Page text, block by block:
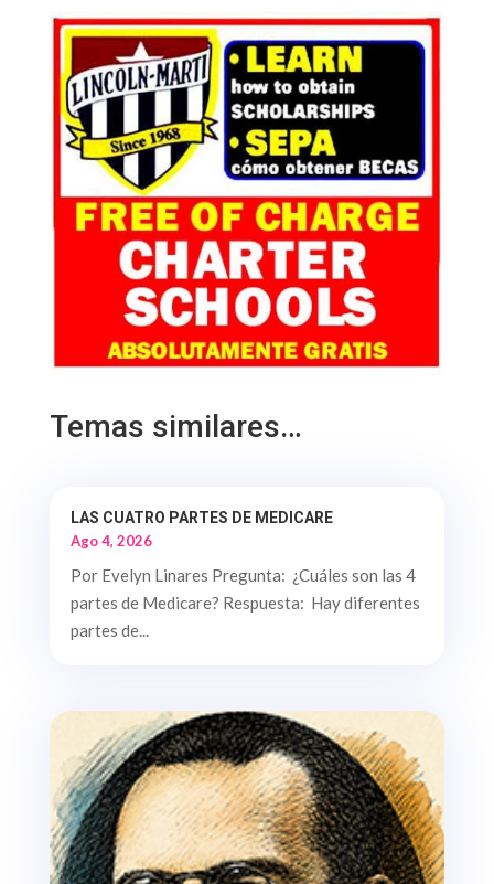
Temas similares…
LAS CUATRO PARTES DE MEDICARE
Ago 4, 2026
Por Evelyn Linares Pregunta: ¿Cuáles son las 4
partes de Medicare? Respuesta: Hay diferentes
partes de...